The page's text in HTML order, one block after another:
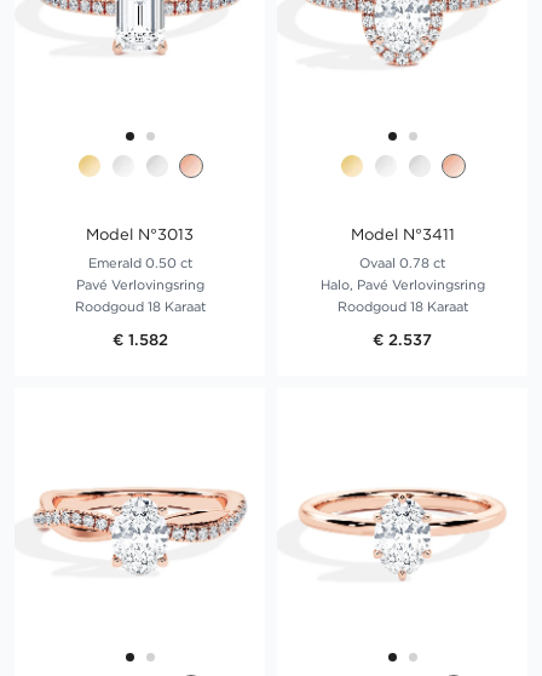
Model N°3013
Emerald 0.50 ct
Pavé Verlovingsring
Roodgoud 18 Karaat
€ 1.582
Model N°3411
Ovaal 0.78 ct
Halo, Pavé Verlovingsring
Roodgoud 18 Karaat
€ 2.537